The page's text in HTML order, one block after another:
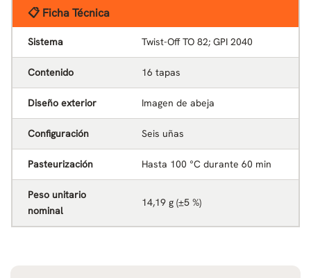
📋 Ficha Técnica
Sistema Twist-Off TO 82; GPI 2040
Contenido 16 tapas
Diseño exterior Imagen de abeja
Configuración Seis uñas
Pasteurización Hasta 100 °C durante 60 min
Peso unitario
nominal
14,19 g (±5 %)